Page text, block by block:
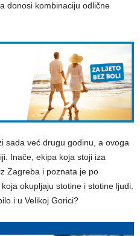
donosi kombinaciju odlične
sada već drugu godinu, a ovoga
Inače, ekipa koja stoji iza
Zagreba i poznata je po
okupljaju stotine i stotine ljudi.
i u Velikoj Gorici?